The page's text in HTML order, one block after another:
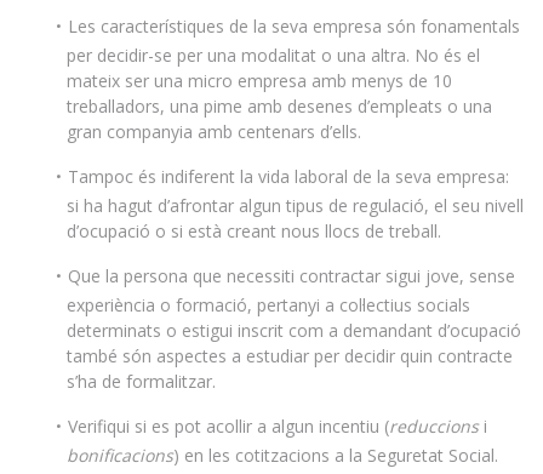
Les característiques de la seva empresa són fonamentals
per decidir-se per una modalitat o una altra. No és el
mateix ser una micro empresa amb menys de 10
treballadors, una pime amb desenes d’empleats o una
gran companyia amb centenars d’ells.
Tampoc és indiferent la vida laboral de la seva empresa:
si ha hagut d’afrontar algun tipus de regulació, el seu nivell
d’ocupació o si està creant nous llocs de treball.
Que la persona que necessiti contractar sigui jove, sense
experiència o formació, pertanyi a col·lectius socials
determinats o estigui inscrit com a demandant d’ocupació
també són aspectes a estudiar per decidir quin contracte
s’ha de formalitzar.
Verifiqui si es pot acollir a algun incentiu (reduccionsi
bonificacions) en les cotitzacions a la Seguretat Social.